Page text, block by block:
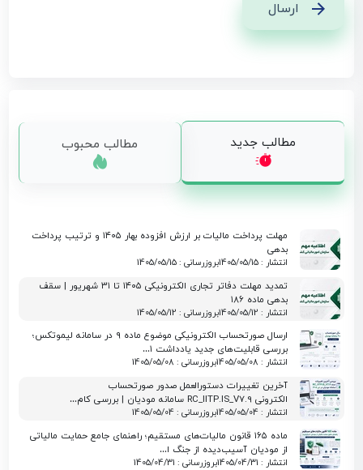
ارسال
مطالب محبوب مطالب جدید
مهلت پرداخت مالیات بر ارزش افزوده بهار ۱۴۰۵ و ترتیب پرداخت
بدهی
انتشار : 1405/05/15 بروزرسانی : 1405/05/15
تمدید مهلت دفاتر تجاری الکترونیکی ۱۴۰۵ تا ۳۱ شهریور | سقف
بدهی ماده ۱۸۶
انتشار : 1405/05/12 بروزرسانی : 1405/05/12
ارسال صورتحساب الکترونیکی موضوع ماده ۹ در سامانه لیموتکس؛
بررسی قابلیت‌های جدید یادداشت ۱…
انتشار : 1405/05/08 بروزرسانی : 1405/05/08
آخرین تغییرات دستورالعمل صدور صورتحساب
الکترونی RC_IITP.IS_V7.9 سامانه مودیان | بررسی کام…
انتشار : 1405/05/04 بروزرسانی : 1405/05/04
ماده ۱۶۵ قانون مالیات‌های مستقیم؛ راهنمای جامع حمایت مالیاتی
از مودیان آسیب‌دیده از جنگ ا…
انتشار : 1405/04/31 بروزرسانی : 1405/04/31